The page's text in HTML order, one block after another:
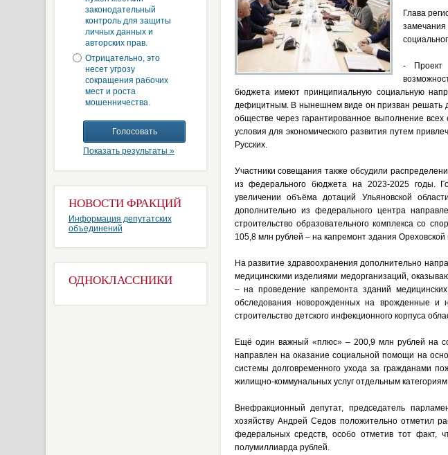
законодательный
контроль для защиты
личных данных и
авторских прав.
Отрицательно, это
несет угрозу
сокращения рабочих
мест и роста
мошенничества.
Показать результаты »
НОВОСТИ ФРАКЦИЙ
Информация депутатских
объединений
ОДНОКЛАССНИКИ
Глава
- Проект
бюджета имеют принципиальную социальную
дефицитным. В нынешнем виде он призван решать
обществе через гарантированное выполнение
условия для экономического развития путем
Русских.
Участники совещания также обсудили
из федерального бюджета на 2023-2025 годы.
увеличении объёма дотаций Ульяновской
дополнительно из федерального центра
строительство образовательного комплекса со
105,8 млн рублей – на капремонт здания
На развитие здравоохранения дополнительно
медицинскими изделиями медорганизаций,
– на проведение капремонта зданий
обследования новорожденных на врожденные и
строительство детского инфекционного корпуса
Ещё один важный «плюс» – 200,9 млн рублей на
направлен на оказание социальной помощи на
системы долговременного ухода за гражданами
жилищно-коммунальных услуг отдельным
Внефракционный депутат, председатель
хозяйству Андрей Седов положительно отметил
федеральных средств, особо отметив тот факт,
полумиллиарда рублей.